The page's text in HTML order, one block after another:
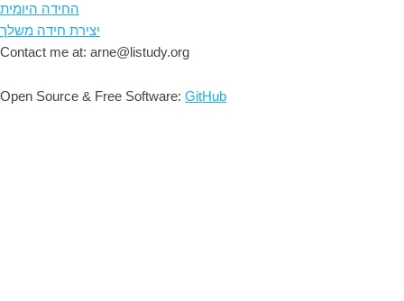
החידה היומית
יצירת חידה משלך
Contact me at: arne@listudy.org
Open Source & Free Software: GitHub